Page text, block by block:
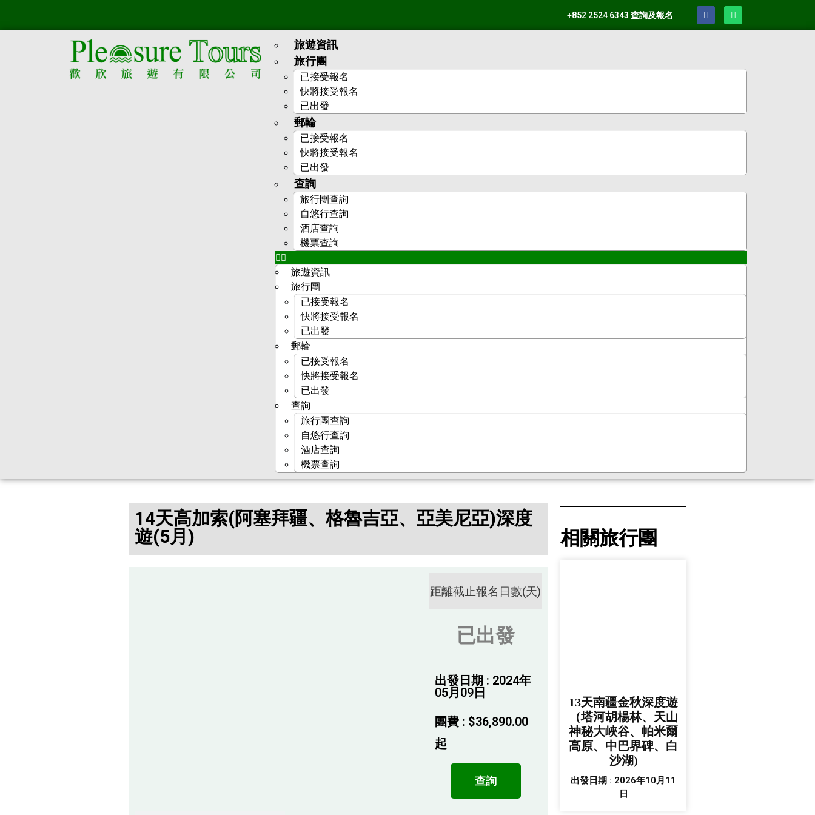
+852 2524 6343 查詢及報名
旅遊資訊
旅行團
已接受報名
快將接受報名
已出發
郵輪
已接受報名
快將接受報名
已出發
查詢
旅行團查詢
自悠行查詢
酒店查詢
機票查詢
旅遊資訊
旅行團
已接受報名
快將接受報名
已出發
郵輪
已接受報名
快將接受報名
已出發
查詢
旅行團查詢
自悠行查詢
酒店查詢
機票查詢
14天高加索(阿塞拜疆、格魯吉亞、亞美尼亞)深度
遊(5月)
距離截止報名日數(天)
已出發
出發日期 : 2024年
05月09日
團費 : $36,890.00
起
查詢
相關旅行團
13天南疆金秋深度遊
（塔河胡楊林、天山
神秘大峽谷、帕米爾
高原、中巴界碑、白
沙湖)
出發日期 : 2026年10月11
日